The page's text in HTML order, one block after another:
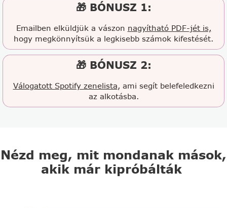
🎁 BÓNUSZ 1:
Emailben elküldjük a vászon nagyítható PDF-jét is,
hogy megkönnyítsük a legkisebb számok kifestését.
🎁 BÓNUSZ 2:
Válogatott Spotify zenelista, ami segít belefeledkezni
az alkotásba.
Nézd meg, mit mondanak mások,
akik már kipróbálták